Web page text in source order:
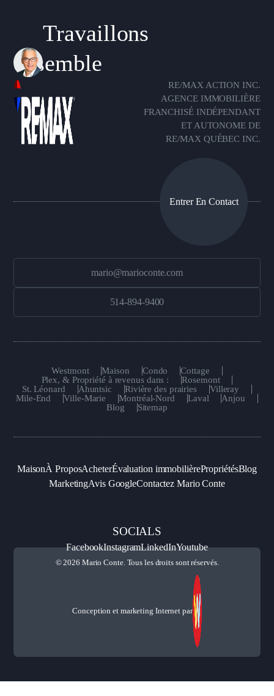
Travaillons
ensemble
RE/MAX ACTION INC.
AGENCE IMMOBILIÈRE
FRANCHISÉ INDÉPENDANT
ET AUTONOME DE
RE/MAX QUÉBEC INC.
Entrer En Contact
mario@marioconte.com
514-894-9400
Westmont Maison Condo
Cottage
Plex, & Propriété à revenus dans :
Rosemont
St. Léonard
Ahuntsic Rivière des prairies
Villeray
Mile-End
Ville-Marie Montréal-Nord Laval
Anjou
Blog
Sitemap
MaisonÀ ProposAcheterÉvaluation immobilièrePropriétésBlog
MarketingAvis GoogleContactez Mario Conte
SOCIALS
FacebookInstagramLinkedInYoutube
© 2026 Mario Conte. Tous les droits sont réservés.
Conception et marketing Internet par